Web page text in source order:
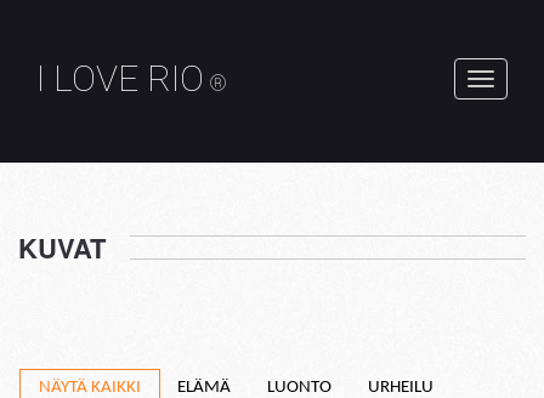
Toggle
I LOVE RIO ®
KUVAT
NÄYTÄ KAIKKI ELÄMÄ LUONTO URHEILU